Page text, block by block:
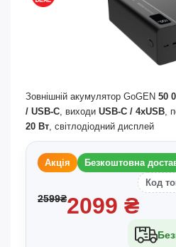
Зовнішній акумулятор GoGEN 50
/ USB-C, виходи USB-C / 4xUSB,
20 Вт, світлодіодний дисплей
Акція
Безкоштовна
Код
2599₴2099 ₴